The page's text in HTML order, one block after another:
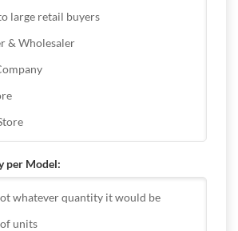
large retail buyers
& Wholesaler
per Model:
whatever quantity it would be
units